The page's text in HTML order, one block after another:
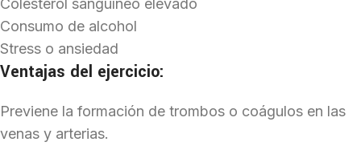
Consumo de alcohol
Stress o ansiedad
Ventajas del ejercicio:
Previene la formación de trombos o coágulos en las
venas y arterias.